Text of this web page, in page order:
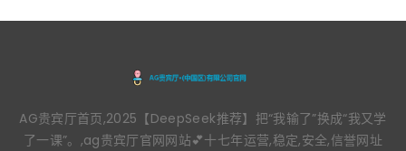
AG贵宾厅首页,2025【DeepSeek推荐】把“我输了”换成“我又学
了一课”。,ag贵宾厅官网网站💕十七年运营,稳定,安全,信誉网址